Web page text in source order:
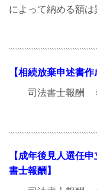
によって納める額は
【相続放棄申述書
司法書士報酬
【成年後見人選任
書士報酬】